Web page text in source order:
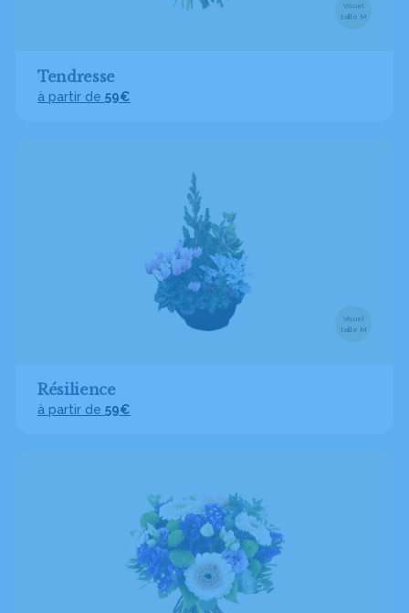
Visuel
taille M
Tendresse
à partir de 59€
Visuel
taille M
Résilience
à partir de 59€